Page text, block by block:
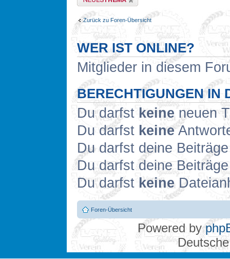
Zurück zu Foren-Übersicht
WER IST ONLINE?
Mitglieder in diesem
BERECHTIGUNGEN IN
Du darfst keine neuen
Du darfst keine
Du darfst deine
Du darfst deine
Du darfst keine
Foren-Übersicht
Powered by